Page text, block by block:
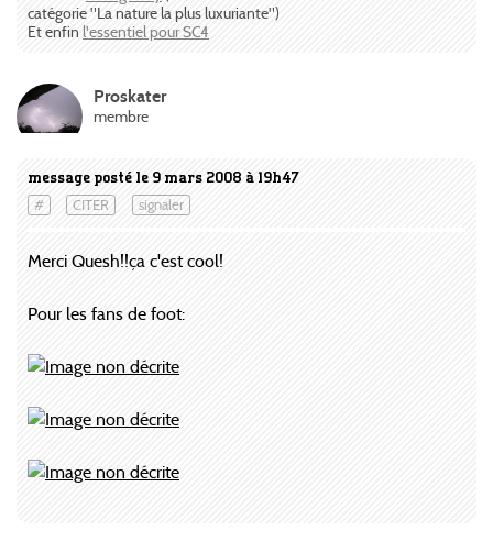
catégorie "La nature la plus luxuriante")
Et enfin l'essentiel pour SC4
message posté le 9 mars 2008 à 19h47
# CITER signaler
Proskater
membre
Merci Quesh!!ça c'est cool!
Pour les fans de foot: